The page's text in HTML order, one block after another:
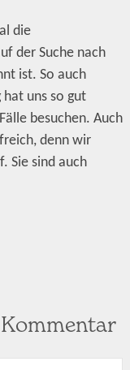
die
der Suche nach
ist. So auch
uns so gut
besuchen. Auch
denn wir
Sie sind auch